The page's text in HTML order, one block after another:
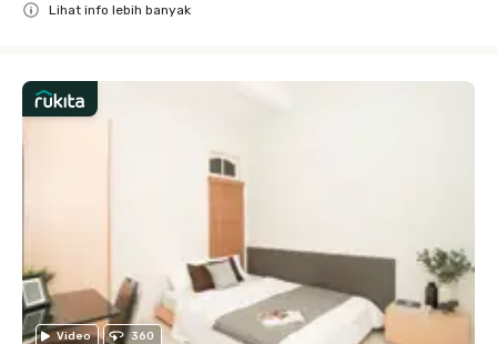
Lihat info lebih banyak
Video 360